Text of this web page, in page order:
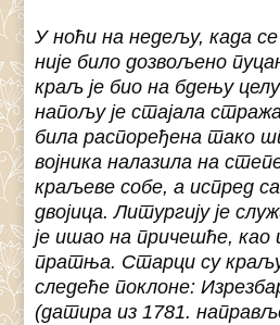
У ноћи на недељу, када се
није било дозвољено
краљ је био на бдењу
напољу је стајала
била распоређена тако
војника налазила на
краљеве собе, а испред
двојица. Литургију је
је ишао на причешће, као
пратња. Старци су
следеће поклоне:
(датира из 1781.